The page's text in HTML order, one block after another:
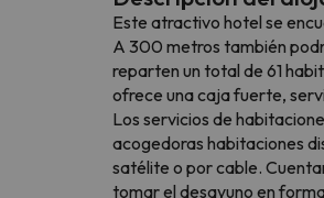
Este atractivo hotel se
A 300 metros también
reparten un total de 61
ofrece una caja fuerte,
Los servicios de
acogedoras habitaciones
satélite o por cable.
tomar el desayuno en